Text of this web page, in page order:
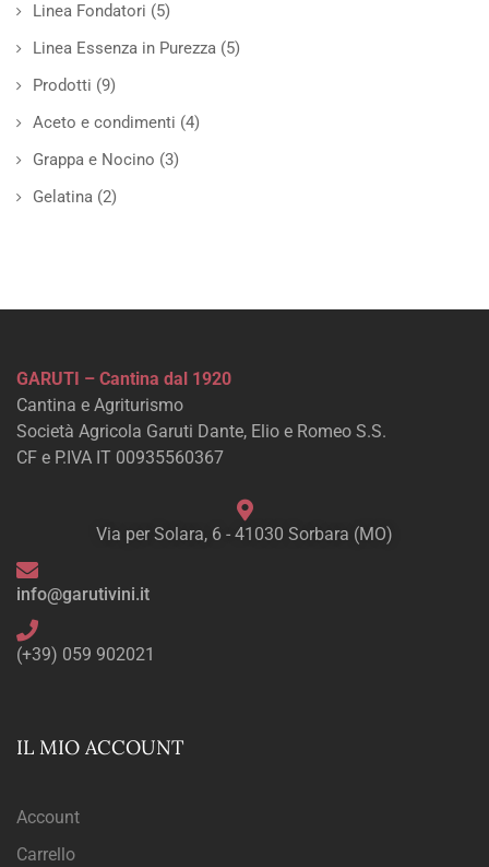
Linea Fondatori (5)
Linea Essenza in Purezza (5)
Prodotti (9)
Aceto e condimenti (4)
Grappa e Nocino (3)
Gelatina (2)
GARUTI – Cantina dal 1920
Cantina e Agriturismo
Società Agricola Garuti Dante, Elio e Romeo S.S.
CF e P.IVA IT 00935560367
Via per Solara, 6 - 41030 Sorbara (MO)
info@garutivini.it
(+39) 059 902021
IL MIO ACCOUNT
Account
Carrello